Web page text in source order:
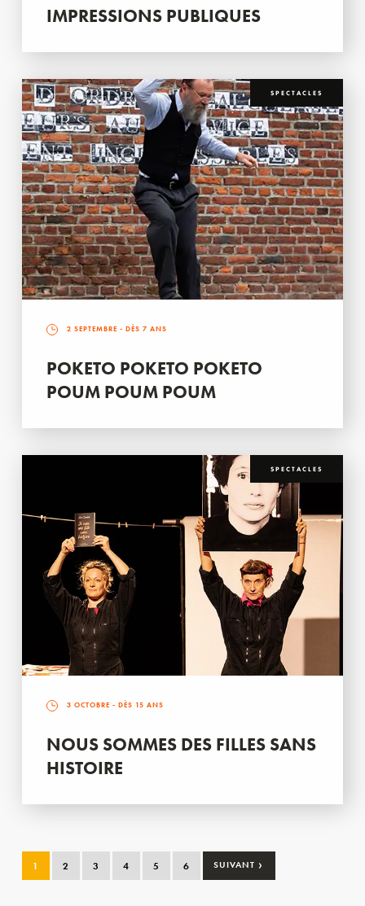
IMPRESSIONS PUBLIQUES
SPECTACLES
2 SEPTEMBRE - DÈS 7 ANS
POKETO POKETO POKETO
POUM POUM POUM
SPECTACLES
3 OCTOBRE - DÈS 15 ANS
NOUS SOMMES DES FILLES SANS
HISTOIRE
1 2 3 4 5 6 SUIVANT ›